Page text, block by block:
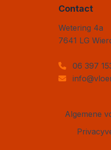
Contact
Vloertegel
Wetering 4a
7641 LG
06 397
Algemene